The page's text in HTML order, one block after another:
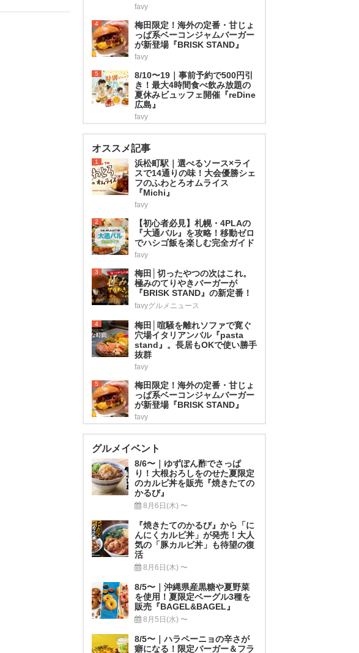
favy
4
梅田限定！海外の定番・甘じょ
っぱ系ベーコンジャムバーガー
が新登場『BRISK STAND』
favy
5
8/10〜19｜事前予約で500円引
き！最大4時間食べ飲み放題の
夏休みビュッフェ開催『reDine
広島』
favy
オススメ記事
1
浜松町駅｜選べるソース×ライ
スで14通りの味！大会優勝シェ
フのふわとろオムライス
『Michi』
favy
2
【初心者必見】札幌・4PLAの
『大通バル』を攻略！移動ゼロ
でハシゴ飯を楽しむ完全ガイド
favy
3
梅田│切ったやつの次はこれ。
極みのてりやきバーガーが
『BRISK STAND』の新定番！
favyグルメニュース
4
梅田│喧騒を離れソファで寛ぐ
穴場イタリアンバル『pasta
stand』。長居もOKで使い勝手
抜群
favy
5
梅田限定！海外の定番・甘じょ
っぱ系ベーコンジャムバーガー
が新登場『BRISK STAND』
favy
グルメイベント
8/6〜｜ゆずぽん酢でさっぱ
り！大根おろしをのせた夏限定
のカルビ丼を販売『焼きたての
かるび』
8月6日(木) 〜
『焼きたてのかるび』から「に
んにくカルビ丼」が発売！大人
気の「豚カルビ丼」も待望の復
活
8月6日(木) 〜
8/5〜｜沖縄県産黒糖や夏野菜
を使用！夏限定ベーグル3種を
販売『BAGEL&BAGEL』
8月5日(水) 〜
8/5〜｜ハラペーニョの辛さが
癖になる！限定バーガー＆フラ